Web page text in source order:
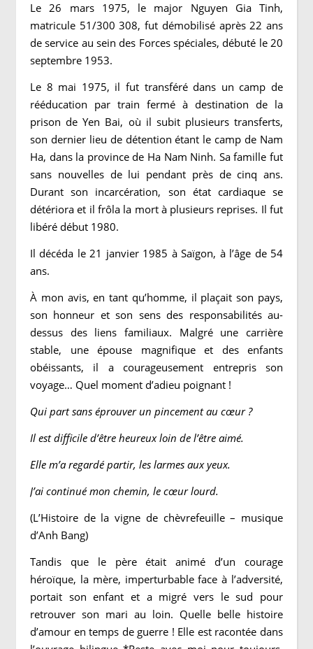
Le 26 mars 1975, le major Nguyen Gia Tinh,
matricule 51/300 308, fut démobilisé après 22 ans
de service au sein des Forces spéciales, débuté le 20
septembre 1953.
Le 8 mai 1975, il fut transféré dans un camp de
rééducation par train fermé à destination de la
prison de Yen Bai, où il subit plusieurs transferts,
son dernier lieu de détention étant le camp de Nam
Ha, dans la province de Ha Nam Ninh. Sa famille fut
sans nouvelles de lui pendant près de cinq ans.
Durant son incarcération, son état cardiaque se
détériora et il frôla la mort à plusieurs reprises. Il fut
libéré début 1980.
Il décéda le 21 janvier 1985 à Saïgon, à l’âge de 54
ans.
À mon avis, en tant qu’homme, il plaçait son pays,
son honneur et son sens des responsabilités au-
dessus des liens familiaux. Malgré une carrière
stable, une épouse magnifique et des enfants
obéissants, il a courageusement entrepris son
voyage… Quel moment d’adieu poignant !
Qui part sans éprouver un pincement au cœur ?
Il est difficile d’être heureux loin de l’être aimé.
Elle m’a regardé partir, les larmes aux yeux.
J’ai continué mon chemin, le cœur lourd.
(L’Histoire de la vigne de chèvrefeuille – musique
d’Anh Bang)
Tandis que le père était animé d’un courage
héroïque, la mère, imperturbable face à l’adversité,
portait son enfant et a migré vers le sud pour
retrouver son mari au loin. Quelle belle histoire
d’amour en temps de guerre ! Elle est racontée dans